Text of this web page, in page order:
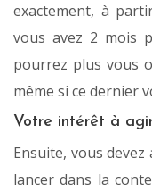
exactement, à
vous avez 2 mois
pourrez plus vous
même si ce dernier
Votre intérêt à
Ensuite, vous
lancer dans la